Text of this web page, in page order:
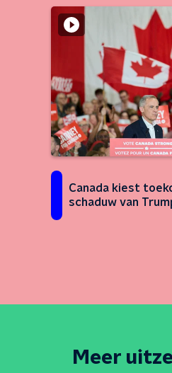
Canada kiest
schaduw van
Meer